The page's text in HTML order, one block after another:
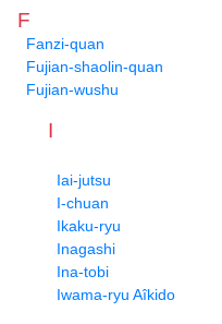
F
Fanzi-quan
Fujian-shaolin-quan
Fujian-wushu
I
Iai-jutsu
I-chuan
Ikaku-ryu
Inagashi
Ina-tobi
Iwama-ryu Aîkido